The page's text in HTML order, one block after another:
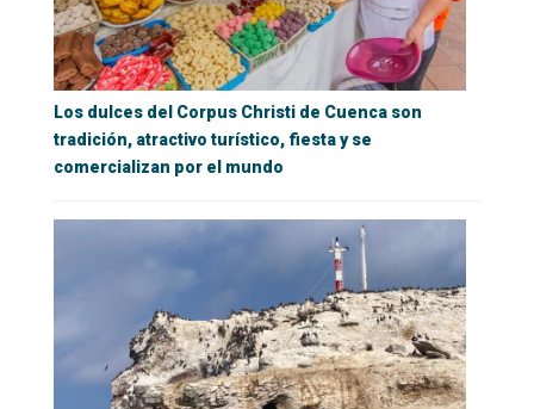
Los dulces del Corpus Christi de Cuenca son
tradición, atractivo turístico, fiesta y se
comercializan por el mundo